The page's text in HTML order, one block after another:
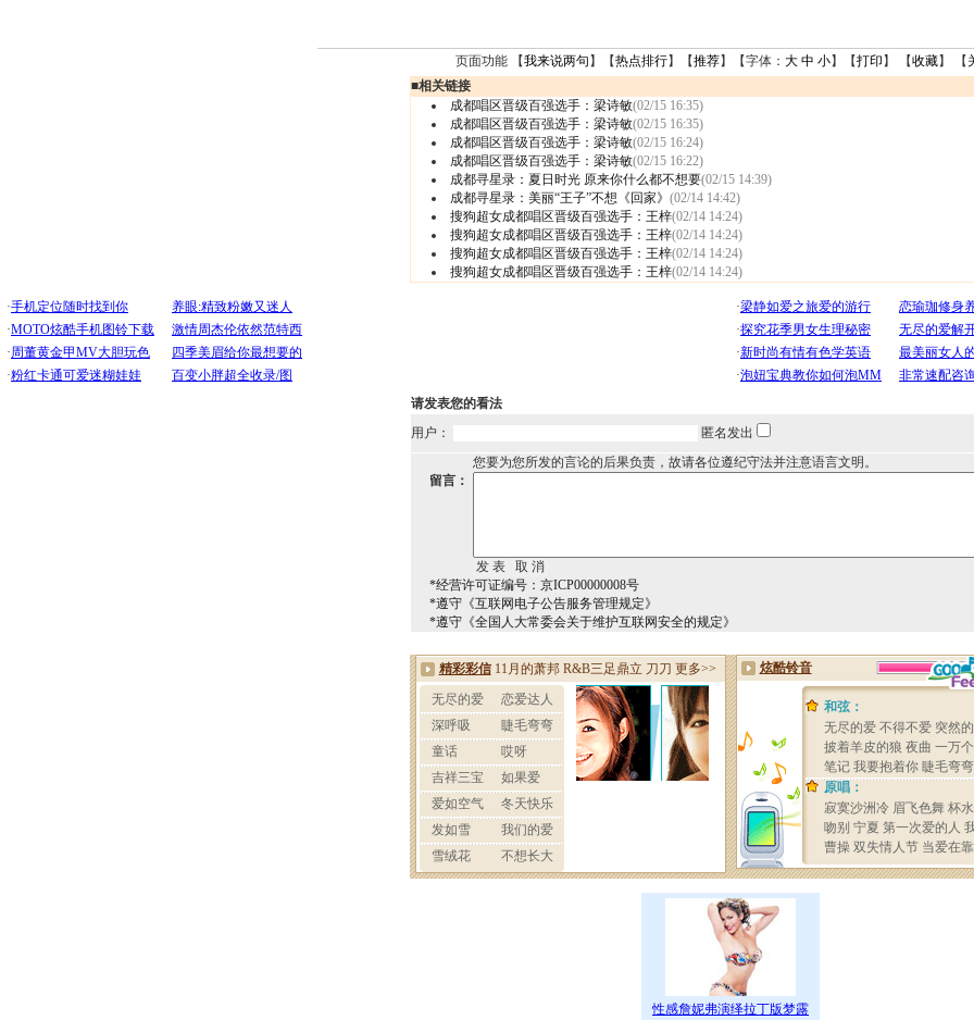
页面功能 【我来说两句 】【热点排行】【推荐】【字体： 大 中 小】【打印 】 【收藏】 【
■相关链接
成都唱区晋级百强选手：梁诗敏(02/15 16:35)
成都唱区晋级百强选手：梁诗敏(02/15 16:35)
成都唱区晋级百强选手：梁诗敏(02/15 16:24)
成都唱区晋级百强选手：梁诗敏(02/15 16:22)
成都寻星录：夏日时光 原来你什么都不想要(02/15 14:39)
成都寻星录：美丽“王子”不想《回家》 (02/14 14:42)
搜狗超女成都唱区晋级百强选手：王梓(02/14 14:24)
搜狗超女成都唱区晋级百强选手：王梓(02/14 14:24)
搜狗超女成都唱区晋级百强选手：王梓(02/14 14:24)
搜狗超女成都唱区晋级百强选手：王梓(02/14 14:24)
请发表您的看法
用户：
匿名发出
您要为您所发的言论的后果负责，故请各位遵纪守法并注意语言文明。
留言：
*经营许可证编号：京ICP00000008号
*遵守《互联网电子公告服务管理规定》
*遵守《全国人大常委会关于维护互联网安全的规定》